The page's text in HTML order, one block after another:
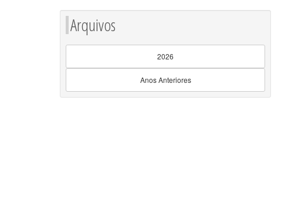
Arquivos
2026
Anos Anteriores